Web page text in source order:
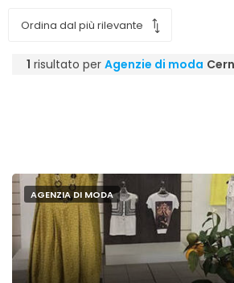
1 risultato per Agenzie di moda
AGENZIA DI MODA